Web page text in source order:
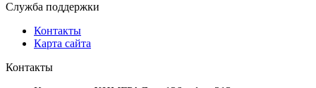
Служба поддержки
Контакты
Карта сайта
Контакты